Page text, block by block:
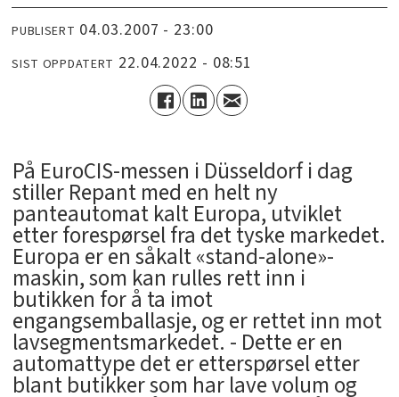
PUBLISERT 04.03.2007 - 23:00
SIST OPPDATERT 22.04.2022 - 08:51
På EuroCIS-messen i Düsseldorf i dag
stiller Repant med en helt ny
panteautomat kalt Europa, utviklet
etter forespørsel fra det tyske markedet.
Europa er en såkalt «stand-alone»-
maskin, som kan rulles rett inn i
butikken for å ta imot
engangsemballasje, og er rettet inn mot
lavsegmentsmarkedet. - Dette er en
automattype det er etterspørsel etter
blant butikker som har lave volum og